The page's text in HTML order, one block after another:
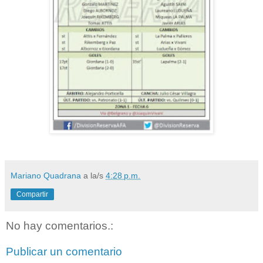
Mariano Quadrana a la/s 4:28 p.m.
Compartir
No hay comentarios.:
Publicar un comentario